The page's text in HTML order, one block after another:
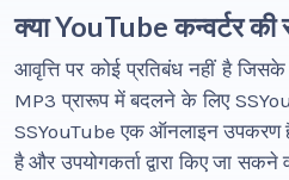
क्या YouTube कन्वर्टर की
आवृत्ति पर कोई प्रतिबंध नहीं है
MP3 प्रारूप में बदलने के लिए
SSYouTube एक ऑनलाइन उपकरण
है और उपयोगकर्ता द्वारा किए जा